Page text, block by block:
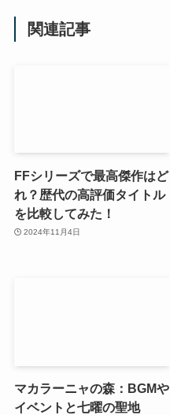
関連記事
FFシリーズで最高傑作はど
れ？歴代の高評価タイトル
を比較してみた！
2024年11月4日
マカラーニャの森：BGMや
イベントと七曜の聖地